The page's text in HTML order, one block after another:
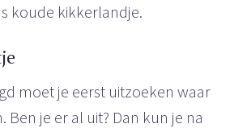
koude kikkerlandje.
moet je eerst uitzoeken waar
Ben je er al uit? Dan kun je na